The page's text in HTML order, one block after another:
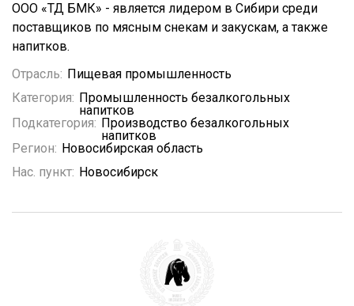
ООО «ТД БМК» - является лидером в Сибири среди
поставщиков по мясным снекам и закускам, а также
напитков.
Отрасль: Пищевая промышленность
Категория: Промышленность безалкогольных
напитков
Подкатегория: Производство безалкогольных
напитков
Регион: Новосибирская область
Нас. пункт: Новосибирск